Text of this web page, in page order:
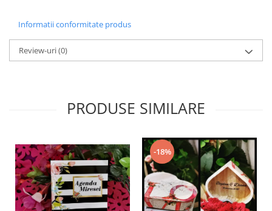
Informatii conformitate produs
Review-uri(0)
PRODUSE SIMILARE
-18%